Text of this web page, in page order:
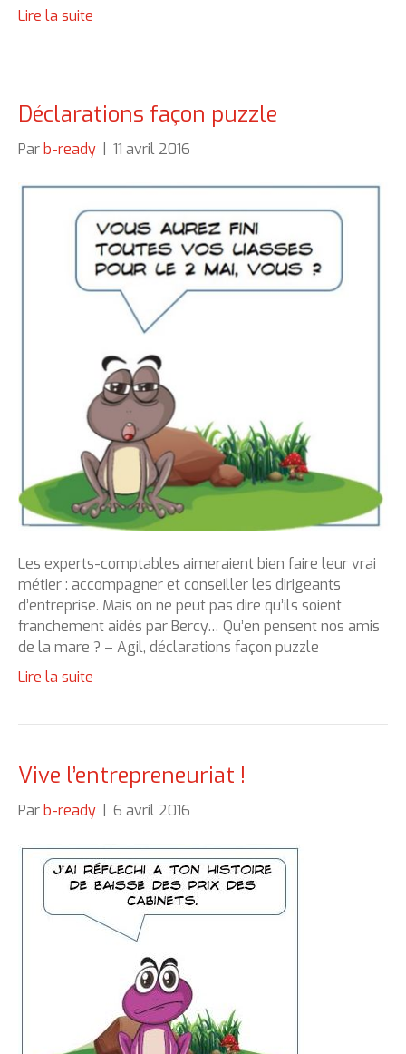
Lire la suite
Déclarations façon puzzle
Par b-ready 11 avril 2016
Les experts-comptables aimeraient bien faire leur vrai
métier : accompagner et conseiller les dirigeants
d’entreprise. Mais on ne peut pas dire qu’ils soient
franchement aidés par Bercy… Qu’en pensent nos amis
de la mare ? – Agil, déclarations façon puzzle
Lire la suite
Vive l’entrepreneuriat !
Parb-ready 6 avril 2016